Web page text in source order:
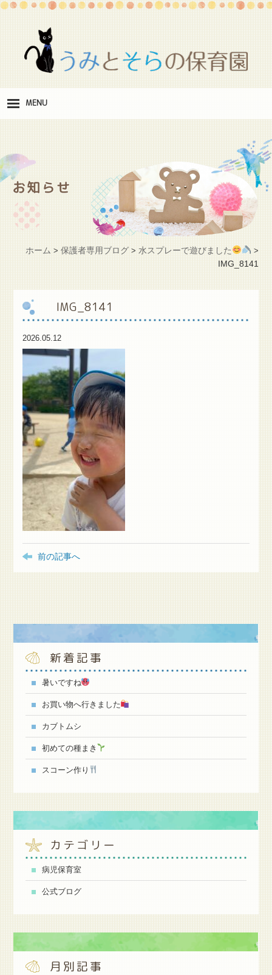
MENU
職
施 設紹介
護者様専用ブログ
お知らせ
ホーム > 保護者専用ブログ> 水スプレーで遊びました >
IMG_8141
IMG_8141
2026.05.12
前の記事へ
新着記事
暑いですね
お買い物へ行きました
カブトムシ
初めての種まき
スコーン作り
カテゴリー
病児保育室
公式ブログ
月別記事